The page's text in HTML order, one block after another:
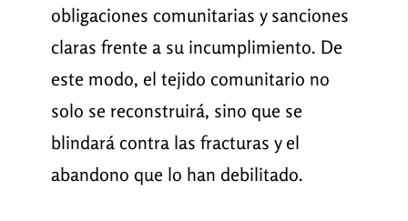
obligaciones comunitarias y sanciones
claras frente a su incumplimiento. De
este modo, el tejido comunitario no
solo se reconstruirá, sino que se
blindará contra las fracturas y el
abandono que lo han debilitado.